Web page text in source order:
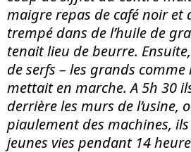
maigre repas de café noir et
trempé dans de l’huile de
tenait lieu de beurre.
de serfs – les grands comme
mettait en marche. A 5h 30
derrière les murs de l’usine,
piaulement des machines,
jeunes vies pendant 14